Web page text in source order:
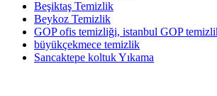
Beşiktaş Temizlik
Beykoz Temizlik
GOP ofis temizliği, istanbul GOP
büyükçekmece temizlik
Sancaktepe koltuk Yıkama